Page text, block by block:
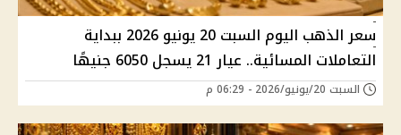
سعر الذهب اليوم السبت 20 يونيو 2026 ببداية
التعاملات المسائية.. عيار 21 يسجل 6050 جنيهًا
السبت 20/يونيو/2026 - 06:29 م